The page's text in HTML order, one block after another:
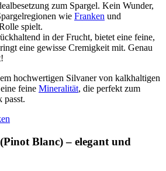
zum Spargel. Kein Wunder,
wie Franken und
spielt.
in der Frucht, bietet eine feine,
eine gewisse Cremigkeit mit. Genau
hochwertigen Silvaner von kalkhaltigen
feine Mineralität, die perfekt zum
passt.
Blanc) – elegant und